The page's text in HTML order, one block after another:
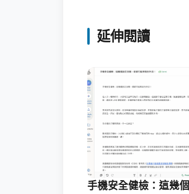
延伸閱讀
手機安全健檢：這幾